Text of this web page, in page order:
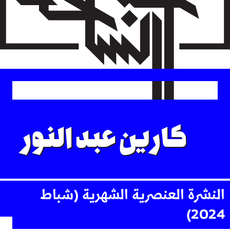
main
كارين عبد النور
النشرة العنصرية الشهرية (شباط
2024)